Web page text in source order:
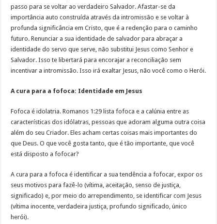
passo para se voltar ao verdadeiro Salvador. Afastar-se da
importância auto construída através da intromissão e se voltar à
profunda significância em Cristo, que é a redenção para o caminho
futuro. Renunciar a sua identidade de salvador para abraçar a
identidade do servo que serve, não substitui Jesus como Senhor e
Salvador. Isso te libertará para encorajar a reconciliação sem
incentivar a intromissão. Isso irá exaltar Jesus, não você como o Herói.
A cura para a fofoca: Identidade em Jesus
Fofoca é idolatria. Romanos 1:29 lista fofoca e a calúnia entre as
características dos idólatras, pessoas que adoram alguma outra coisa
além do seu Criador. Eles acham certas coisas mais importantes do
que Deus. O que você gosta tanto, que é tão importante, que você
está disposto a fofocar?
A cura para a fofoca é identificar a sua tendência a fofocar, expor os
seus motivos para fazê-lo (vítima, aceitação, senso de justiça,
significado) e, por meio do arrependimento, se identificar com Jesus
(vítima inocente, verdadeira justiça, profundo significado, único
herói).